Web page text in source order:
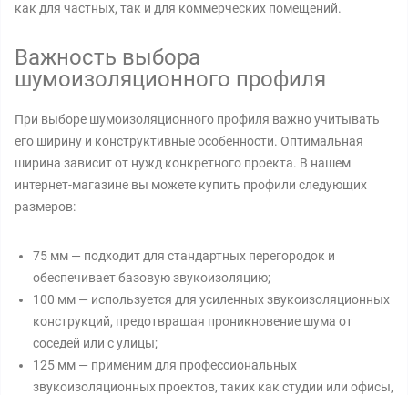
как для частных, так и для коммерческих помещений.
Важность выбора
шумоизоляционного профиля
При выборе шумоизоляционного профиля важно учитывать
его ширину и конструктивные особенности. Оптимальная
ширина зависит от нужд конкретного проекта. В нашем
интернет-магазине вы можете купить профили следующих
размеров:
75 мм — подходит для стандартных перегородок и
обеспечивает базовую звукоизоляцию;
100 мм — используется для усиленных звукоизоляционных
конструкций, предотвращая проникновение шума от
соседей или с улицы;
125 мм — применим для профессиональных
звукоизоляционных проектов, таких как студии или офисы,